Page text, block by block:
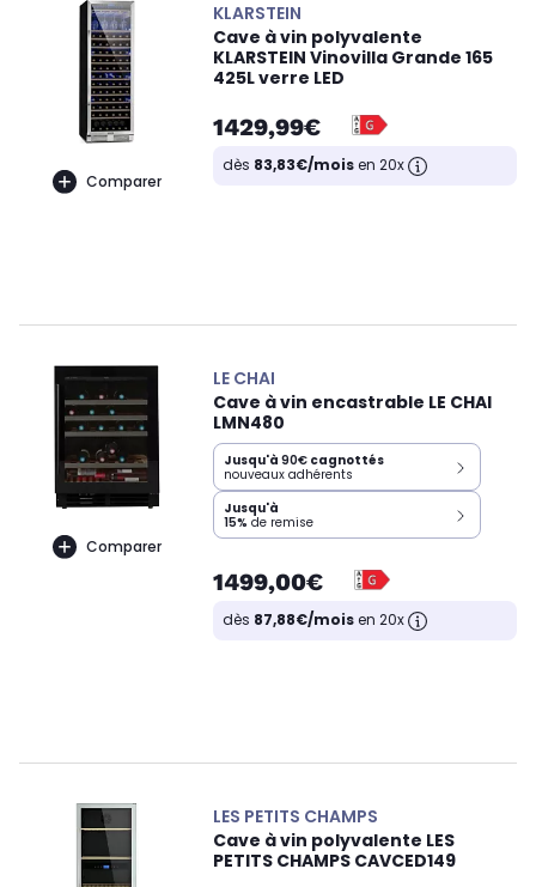
Comparer
KLARSTEIN
Cave à vin polyvalente
KLARSTEIN Vinovilla Grande 165
425L verre LED
1429,99€
dès 83,83€/moisen 20x
Comparer
LE CHAI
Cave à vin encastrable LE CHAI
LMN480
Jusqu'à 90€ cagnottés
nouveaux adhérents
Jusqu'à
15% de remise
1499,00€
dès 87,88€/moisen 20x
LES PETITS CHAMPS
Cave à vin polyvalente LES
PETITS CHAMPS CAVCED149